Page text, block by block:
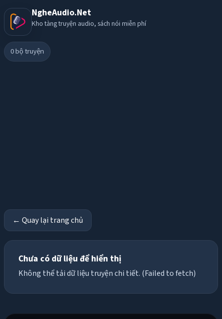
NgheAudio.Net
Kho tàng truyện audio, sách nói miễn phí
0bộ truyện
← Quay lại trang chủ
Chưa có dữ liệu để hiển thị
Không thể tải dữ liệu truyện chi tiết. (Failed to fetch)